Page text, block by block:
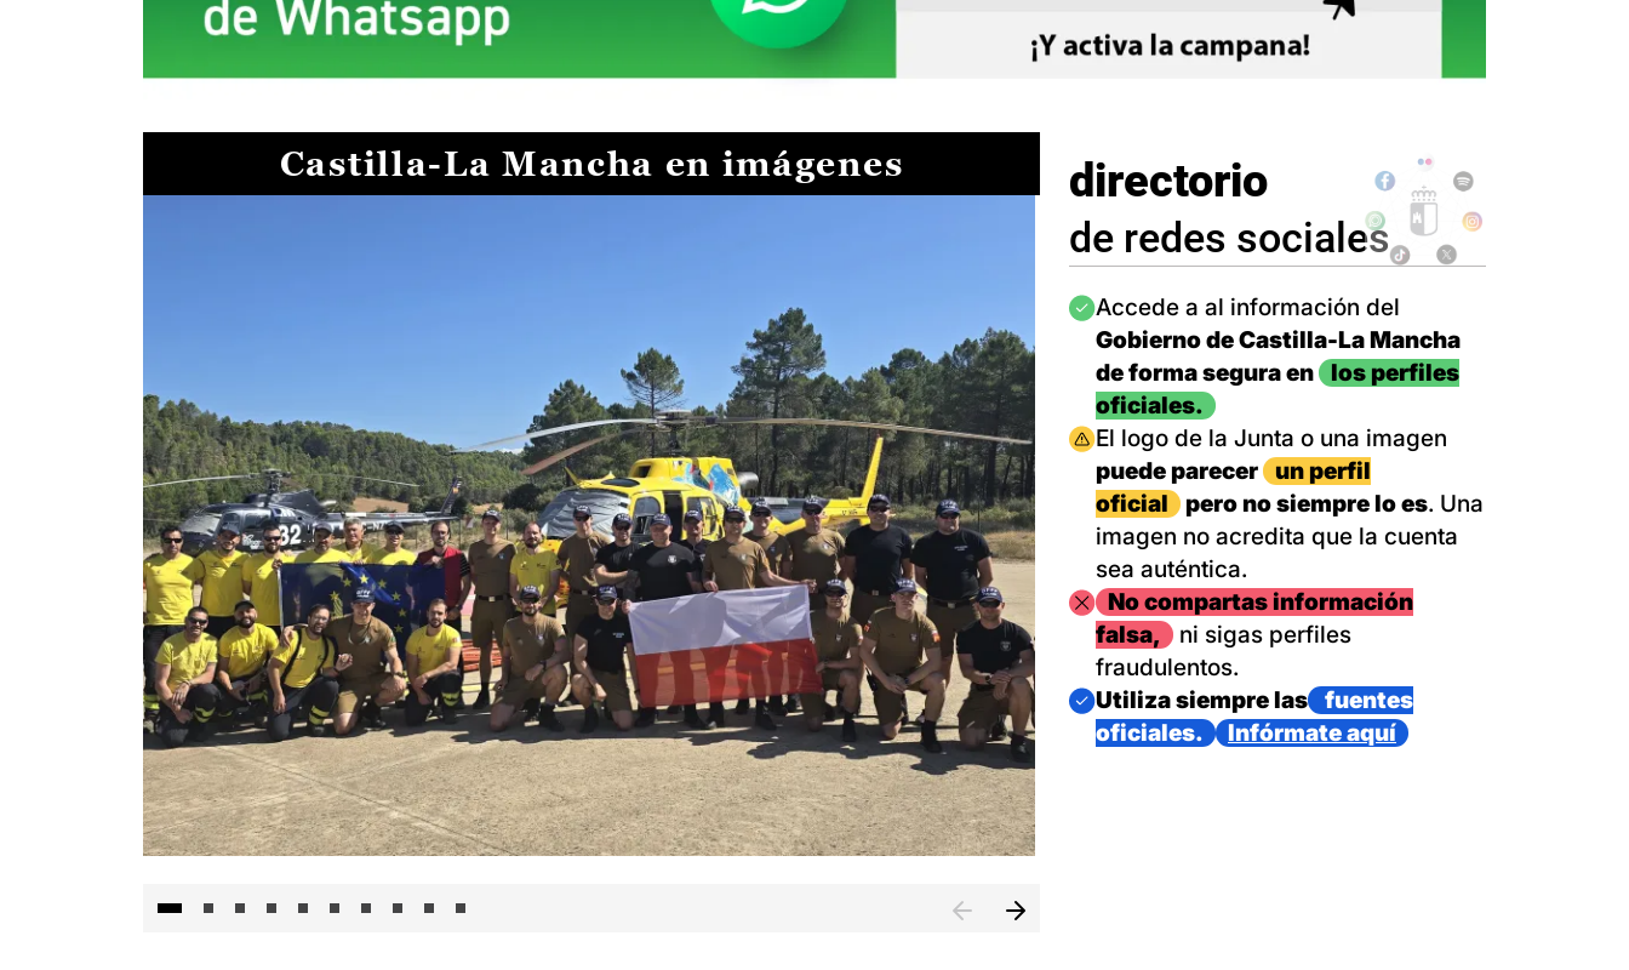
Castilla-La Mancha en imágenes directorio
de redes sociales
Imagen
Accede a al información del
Gobierno de Castilla-La Mancha
de forma segura en
los perfiles
oficiales.
Imagen
El logo de la Junta o una imagen
puede parecer
un perfil
oficial
pero no siempre lo es. Una
imagen no acredita que la cuenta
sea auténtica.
ImagenNo compartas información
falsa,
ni sigas perfiles
fraudulentos.
Imagen
Utiliza siempre las
fuentes
oficiales.
Infórmate aquí